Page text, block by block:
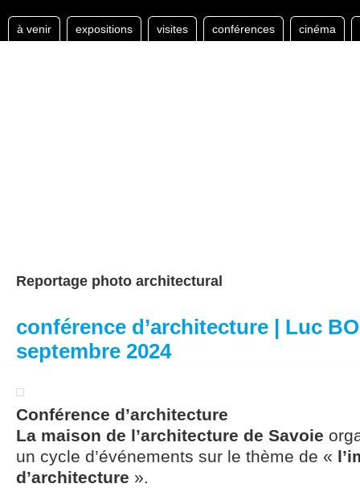
à venir expositions visites conférences cinéma
Reportage photo architectural
conférence d’architecture | Luc
septembre 2024
Conférence d’architecture
La maison de l’architecture de Savoie
un cycle d’événements sur le thème de «
d’architecture ».